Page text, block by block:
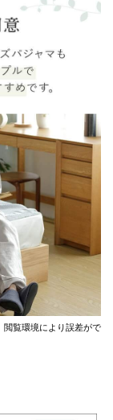
閲覧環境により誤差がで